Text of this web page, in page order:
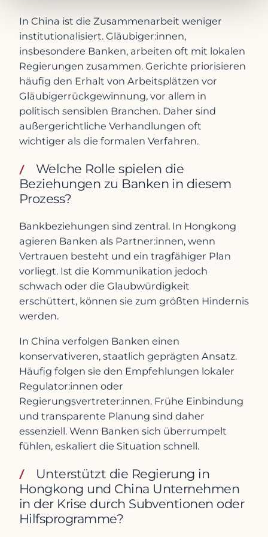
In China ist die Zusammenarbeit weniger
institutionalisiert. Gläubiger:innen,
insbesondere Banken, arbeiten oft mit lokalen
Regierungen zusammen. Gerichte priorisieren
häufig den Erhalt von Arbeitsplätzen vor
Gläubigerrückgewinnung, vor allem in
politisch sensiblen Branchen. Daher sind
außergerichtliche Verhandlungen oft
wichtiger als die formalen Verfahren.
Welche Rolle spielen die
Beziehungen zu Banken in diesem
Prozess?
Bankbeziehungen sind zentral. In Hongkong
agieren Banken als Partner:innen, wenn
Vertrauen besteht und ein tragfähiger Plan
vorliegt. Ist die Kommunikation jedoch
schwach oder die Glaubwürdigkeit
erschüttert, können sie zum größten Hindernis
werden.
In China verfolgen Banken einen
konservativeren, staatlich geprägten Ansatz.
Häufig folgen sie den Empfehlungen lokaler
Regulator:innen oder
Regierungsvertreter:innen. Frühe Einbindung
und transparente Planung sind daher
essenziell. Wenn Banken sich überrumpelt
fühlen, eskaliert die Situation schnell.
Unterstützt die Regierung in
Hongkong und China Unternehmen
in der Krise durch Subventionen oder
Hilfsprogramme?